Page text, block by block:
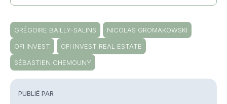
PUBLIÉ PAR
GRÉGOIRE BAILLY-SALINS
NICOLAS GROMAKOWSKI
OFI INVEST
OFI INVEST REAL ESTATE
SÉBASTIEN CHEMOUNY